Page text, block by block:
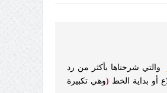
والتي شرحناها بأكثر من رد
أو بداية الخط (وهي تكبيرة